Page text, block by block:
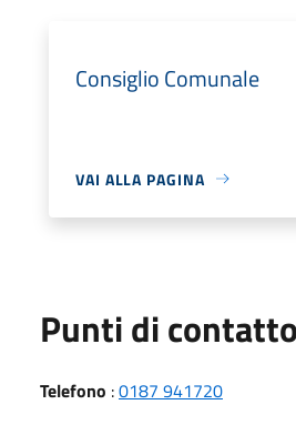
Consiglio Comunale
VAI ALLA PAGINA
Punti di contatto
Telefono :0187 941720